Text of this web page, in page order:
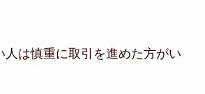
人は慎重に取引を進めた方がい